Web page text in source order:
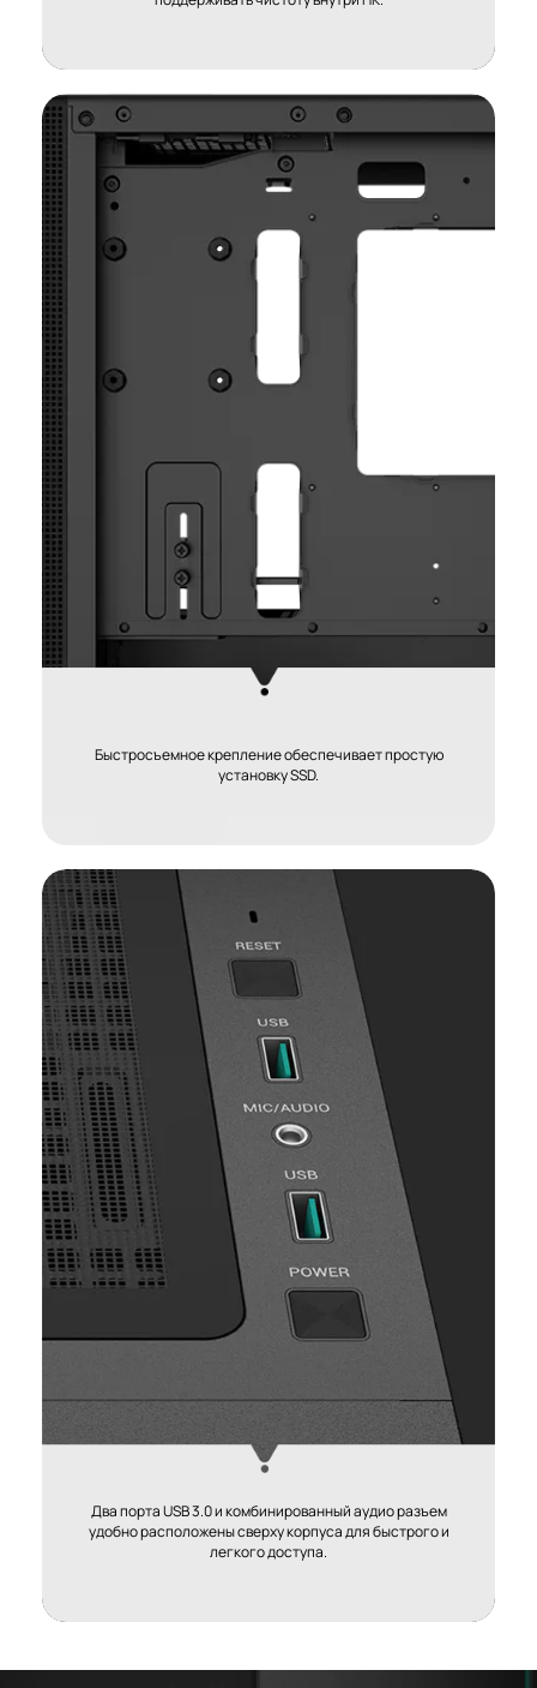
Быстросъемное крепление обеспечивает простую
установку SSD.
Два порта USB 3.0 и комбинированный аудио разъем
удобно расположены сверху корпуса для быстрого и
легкого доступа.